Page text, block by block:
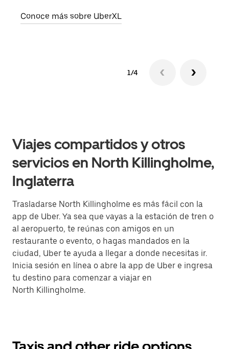
Conoce más sobre UberXL
1/4
Viajes compartidos y otros
servicios en North Killingholme,
Inglaterra
Trasladarse North Killingholme es más fácil con la
app de Uber. Ya sea que vayas a la estación de tren o
al aeropuerto, te reúnas con amigos en un
restaurante o evento, o hagas mandados en la
ciudad, Uber te ayuda a llegar a donde necesitas ir.
Inicia sesión en línea o abre la app de Uber e ingresa
tu destino para comenzar a viajar en
North Killingholme.